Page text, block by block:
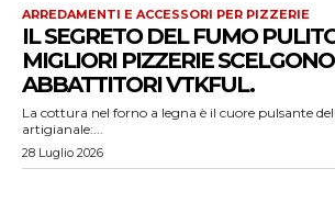
ARREDAMENTI E ACCESSORI PER PIZZERIE
IL SEGRETO DEL FUMO
MIGLIORI PIZZERIE
ABBATTITORI VTKFUL.
La cottura nel forno a legna è il cuore pulsante
artigianale:...
28 Luglio 2026